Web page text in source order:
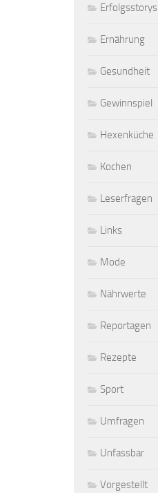
Erfolgsstorys
Ernährung
Gesundheit
Gewinnspiel
Hexenküche
Kochen
Leserfragen
Links
Mode
Nährwerte
Reportagen
Rezepte
Sport
Umfragen
Unfassbar
Vorgestellt